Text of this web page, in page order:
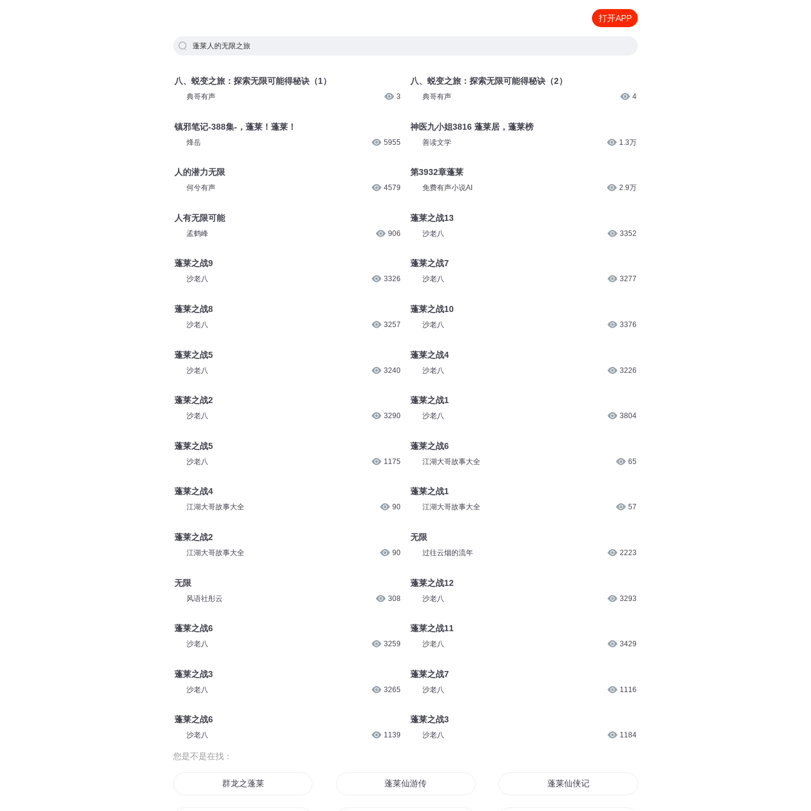
打开APP
蓬莱人的无限之旅
八、蜕变之旅：探索无限可能得秘诀（1）
典哥有声 3
镇邪笔记-388集-，蓬莱！蓬莱！
烽岳 5955
人的潜力无限
何兮有声 4579
人有无限可能
孟鹤峰 906
蓬莱之战9
沙老八 3326
蓬莱之战8
沙老八 3257
蓬莱之战5
沙老八 3240
蓬莱之战2
沙老八 3290
蓬莱之战5
沙老八 1175
蓬莱之战4
江湖大哥故事大全 90
蓬莱之战2
江湖大哥故事大全 90
无限
风语社彤云 308
蓬莱之战6
沙老八 3259
蓬莱之战3
沙老八 3265
蓬莱之战6
沙老八 1139
八、蜕变之旅：探索无限可能得秘诀（2）
典哥有声 4
神医九小姐3816 蓬莱居，蓬莱榜
善读文学 1.3万
第3932章蓬莱
免费有声小说AI 2.9万
蓬莱之战13
沙老八 3352
蓬莱之战7
沙老八 3277
蓬莱之战10
沙老八 3376
蓬莱之战4
沙老八 3226
蓬莱之战1
沙老八 3804
蓬莱之战6
江湖大哥故事大全 65
蓬莱之战1
江湖大哥故事大全 57
无限
过往云烟的流年 2223
蓬莱之战12
沙老八 3293
蓬莱之战11
沙老八 3429
蓬莱之战7
沙老八 1116
蓬莱之战3
沙老八 1184
您是不是在找：
群龙之蓬莱功德 蓬莱仙游传 蓬莱仙侠记